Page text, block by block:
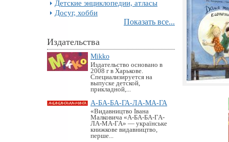
Детские энциклопедии, атласы
Досуг, хобби
Показать все...
Издательства
Mikko
Издательство основано в
2008 г в Харькове.
Специализируется на
выпуске детской,
прикладной,...
А-БА-БА-ГА-ЛА-МА-ГА
«Видавництво Івана
Малковича «А-БА-БА-ГА-
ЛА-МА-ГА» — українське
книжкове видавництво,
перше...